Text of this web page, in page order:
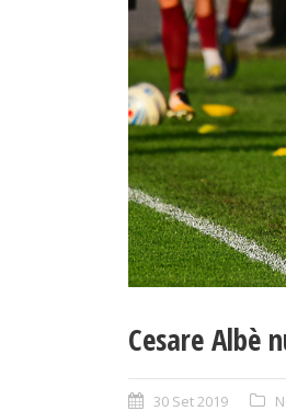
Cesare Albè
30 Set 2019